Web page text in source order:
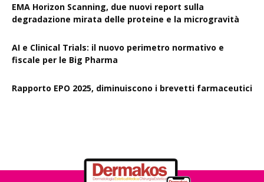
EMA Horizon Scanning, due nuovi report sulla
degradazione mirata delle proteine e la microgravità
AI e Clinical Trials: il nuovo perimetro normativo e
fiscale per le Big Pharma
Rapporto EPO 2025, diminuiscono i brevetti farmaceutici